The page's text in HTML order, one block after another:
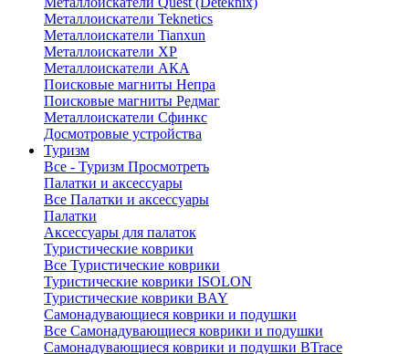
Металлоискатели Teknetics
Металлоискатели Tianxun
Металлоискатели XP
Металлоискатели АКА
Поисковые магниты Непра
Поисковые магниты Редмаг
Металлоискатели Сфинкс
Досмотровые устройства
Туризм
Все - Туризм Просмотреть
Палатки и аксессуары
Все Палатки и аксессуары
Палатки
Аксессуары для палаток
Туристические коврики
Все Туристические коврики
Туристические коврики ISOLON
Туристические коврики BAY
Самонадувающиеся коврики и подушки
Все Самонадувающиеся коврики и подушки
Самонадувающиеся коврики и подушки BTrace